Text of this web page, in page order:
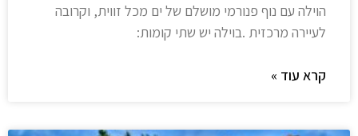
הוילה עם נוף פנורמי מושלם של ים מכל זווית, וקרובה
לעיירה מרכזית .בוילה יש שתי קומות:
קרא עוד »